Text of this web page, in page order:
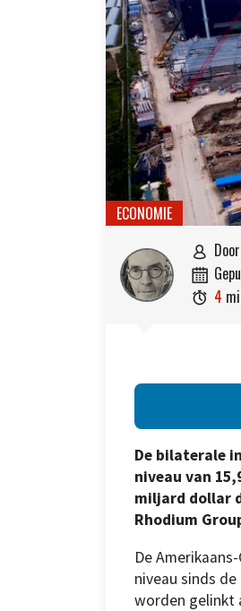
ECONOMIE
 door

 4
De bilaterale
niveau van
miljard dollar
Rhodium
De
niveau sinds
worden gelinkt